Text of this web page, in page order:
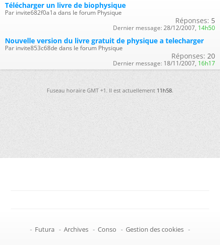
Télécharger un livre de biophysique
Par invite682f0a1a dans le forum Physique
Réponses: 5
Dernier message: 28/12/2007, 14h50
Nouvelle version du livre gratuit de physique a telecharger
Par invite853c68de dans le forum Physique
Réponses: 20
Dernier message: 18/11/2007, 16h17
Fuseau horaire GMT +1. Il est actuellement11h58.
- Futura - Archives - Conso - Gestion des cookies -